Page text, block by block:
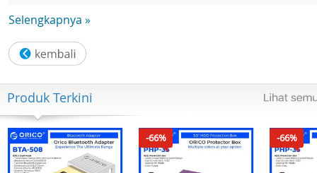
- Waktu dunia
waktu musim panas aktif/nonaktif, pertukaran kota
Asal/kota waktu Dunia
Stopwatch:
- Stopwatch 1/100 detik
- Kapasitas pengukuran: 23:59'59.99'
- Mode pengukuran: Waktu berlalu, waktu split, waktu
tempat pertama-kedua
Pengatur waktu:
Selengkapnya »
Produk Terkini
-66% -66%